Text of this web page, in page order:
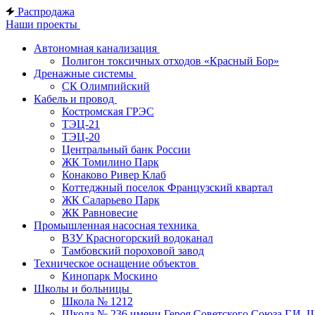
Распродажа
Наши проекты
Автономная канализация
Полигон токсичных отходов «Красный Бор»
Дренажные системы
СК Олимпийский
Кабель и провод
Костромская ГРЭС
ТЭЦ-21
ТЭЦ-20
Центральный банк России
ЖК Томилино Парк
Конаково Ривер Клаб
Коттеджный поселок Французский квартал
ЖК Саларьево Парк
ЖК Равновесие
Промышленная насосная техника
ВЗУ Красногорский водоканал
Тамбовский пороховой завод
Техническое оснащение объектов
Кинопарк Москино
Школы и больницы
Школа № 1212